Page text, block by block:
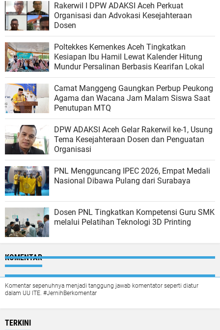
Rakerwil I DPW ADAKSI Aceh Perkuat
Organisasi dan Advokasi Kesejahteraan
Dosen
Poltekkes Kemenkes Aceh Tingkatkan
Kesiapan Ibu Hamil Lewat Kalender Hitung
Mundur Persalinan Berbasis Kearifan Lokal
Camat Manggeng Gaungkan Perbup Peukong
Agama dan Wacana Jam Malam Siswa Saat
Penutupan MTQ
DPW ADAKSI Aceh Gelar Rakerwil ke-1, Usung
Tema Kesejahteraan Dosen dan Penguatan
Organisasi
PNL Mengguncang IPEC 2026, Empat Medali
Nasional Dibawa Pulang dari Surabaya
Dosen PNL Tingkatkan Kompetensi Guru SMK
melalui Pelatihan Teknologi 3D Printing
KOMENTAR
Komentar sepenuhnya menjadi tanggung jawab komentator seperti diatur
dalam UU ITE. #JernihBerkomentar
TERKINI